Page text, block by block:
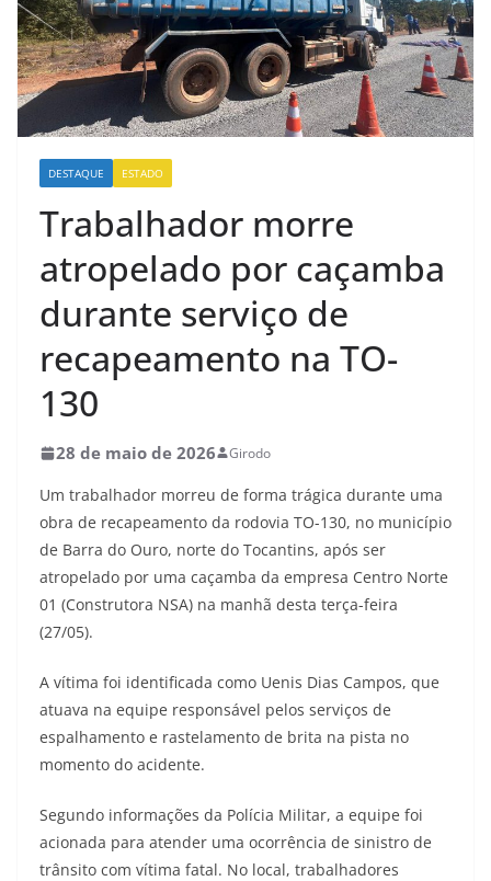
DESTAQUE ESTADO
Trabalhador morre
atropelado por caçamba
durante serviço de
recapeamento na TO-
130
28 de maio de 2026 Girodo
Um trabalhador morreu de forma trágica durante uma
obra de recapeamento da rodovia TO-130, no município
de Barra do Ouro, norte do Tocantins, após ser
atropelado por uma caçamba da empresa Centro Norte
01 (Construtora NSA) na manhã desta terça-feira
(27/05).
A vítima foi identificada como Uenis Dias Campos, que
atuava na equipe responsável pelos serviços de
espalhamento e rastelamento de brita na pista no
momento do acidente.
Segundo informações da Polícia Militar, a equipe foi
acionada para atender uma ocorrência de sinistro de
trânsito com vítima fatal. No local, trabalhadores